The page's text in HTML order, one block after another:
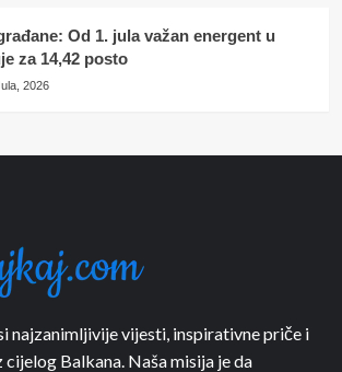
Od 1. jula važan energent u
za 14,42 posto
2026
najzanimljivije vijesti, inspirativne priče i
cijelog Balkana. Naša misija je da